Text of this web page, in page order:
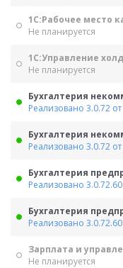
1С:Рабочее место
Не планируется
1С:Управление
Не планируется
Бухгалтерия
Реализовано 3.0.72
Бухгалтерия
Реализовано 3.0.72
Бухгалтерия
Реализовано
Бухгалтерия
Реализовано
Зарплата и
Не планируется